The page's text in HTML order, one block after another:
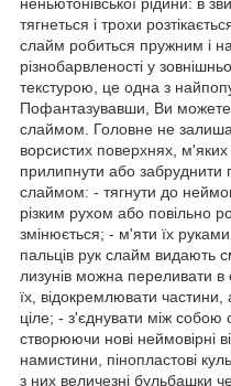
тягнеться і трохи
слайм робиться пружним і
різнобарвленості у
текстурою, це одна з
Пофантазувавши, Ви можете
слаймом. Головне не
ворсистих поверхнях,
прилипнути або забруднити
слаймом: - тягнути до
різким рухом або повільно
змінюється; - м'яти їх
пальців рук слайм видають
лизунів можна переливати в
їх, відокремлювати частини,
ціле; - з'єднувати між собою
створюючи нові неймовірні
намистини, пінопластові
з них величезні бульбашки